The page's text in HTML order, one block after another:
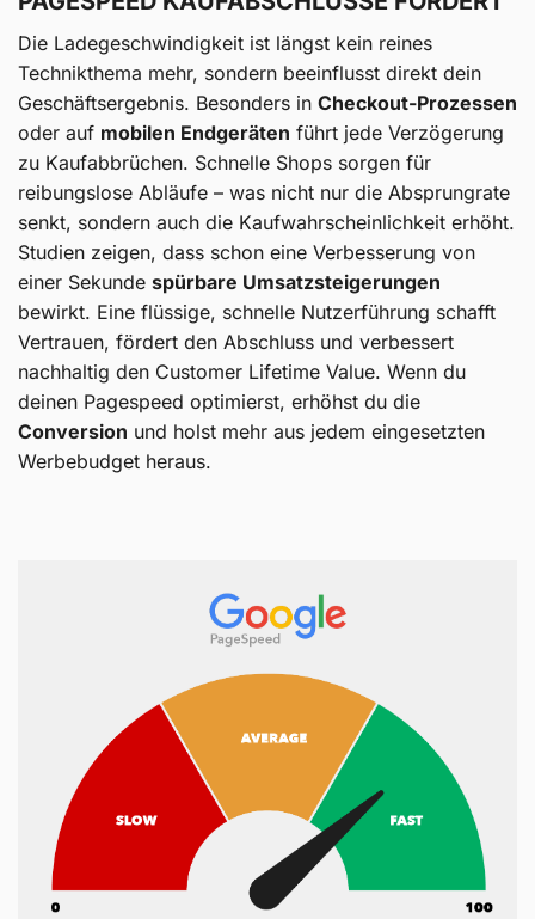
5,00
Blick aufs
Die Ladegeschwindigkeit ist längst kein reines
Technikthema mehr, sondern beeinflusst direkt dein
Geschäftsergebnis. Besonders in Checkout-Prozessen
oder auf mobilen Endgeräten führt jede Verzögerung
zu Kaufabbrüchen. Schnelle Shops sorgen für
reibungslose Abläufe – was nicht nur die Absprungrate
senkt, sondern auch die Kaufwahrscheinlichkeit erhöht.
Studien zeigen, dass schon eine Verbesserung von
einer Sekunde spürbare Umsatzsteigerungen
bewirkt. Eine flüssige, schnelle Nutzerführung schafft
Vertrauen, fördert den Abschluss und verbessert
nachhaltig den Customer Lifetime Value. Wenn du
deinen Pagespeed optimierst, erhöhst du die
Conversion und holst mehr aus jedem eingesetzten
Werbebudget heraus.